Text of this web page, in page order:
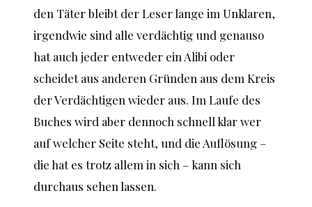
den Täter bleibt der Leser lange im Unklaren,
irgendwie sind alle verdächtig und genauso
hat auch jeder entweder ein Alibi oder
scheidet aus anderen Gründen aus dem Kreis
der Verdächtigen wieder aus. Im Laufe des
Buches wird aber dennoch schnell klar wer
auf welcher Seite steht, und die Auflösung –
die hat es trotz allem in sich – kann sich
durchaus sehen lassen.